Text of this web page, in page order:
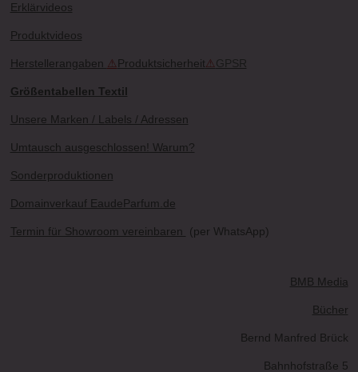
Erklärvideos
Produktvideos
Herstellerangaben ⚠ Produktsicherheit⚠ GPSR
Größentabellen Textil
Unsere Marken / Labels / Adressen
Umtausch ausgeschlossen! Warum?
Sonderproduktionen
Domainverkauf EaudeParfum.de
Termin für Showroom vereinbaren (per WhatsApp)
BMB Media
Bücher
Bernd Manfred Brück
Bahnhofstraße 5